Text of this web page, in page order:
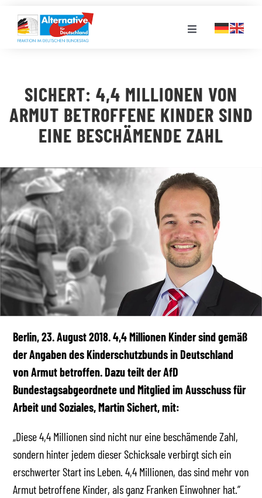
Inhalt
springen
Toggle
LANDESGRUPPEN
VERANSTALTUNGEN
PRESSE
STELLENPORTAL
MEDIATHEK
SICHERT: 4,4 MILLIONEN VON
ARMUT BETROFFENE KINDER SIND
EINE BESCHÄMENDE ZAHL
Berlin, 23. August 2018. 4,4 Millionen Kinder sind gemäß
der Angaben des Kinderschutzbunds in Deutschland
von Armut betroffen. Dazu teilt der AfD
Bundestagsabgeordnete und Mitglied im Ausschuss für
Arbeit und Soziales, Martin Sichert, mit:
„Diese 4,4 Millionen sind nicht nur eine beschämende Zahl,
sondern hinter jedem dieser Schicksale verbirgt sich ein
erschwerter Start ins Leben. 4,4 Millionen, das sind mehr von
Armut betroffene Kinder, als ganz Franken Einwohner hat.”